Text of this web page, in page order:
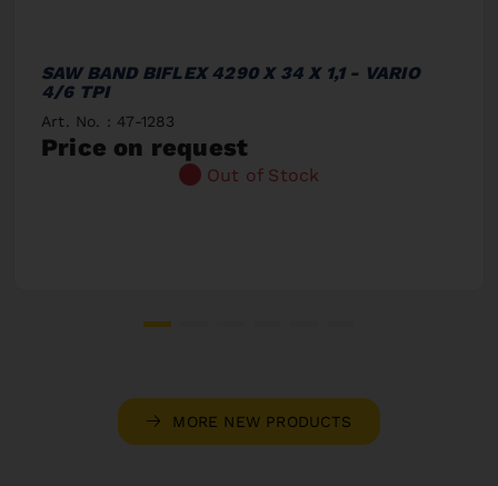
SAW BAND BIFLEX 4290 X 34 X 1,1 - VARIO
4/6 TPI
Art. No. : 47-1283
Price on request
Out of Stock
MORE NEW PRODUCTS